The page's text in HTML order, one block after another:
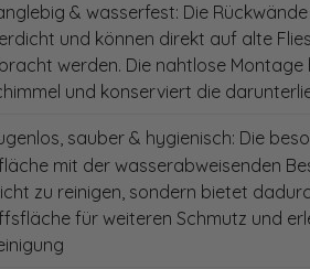
& wasserfest: Die
und können direkt auf alte
werden. Die nahtlose Montage
und konserviert die
sauber & hygienisch: Die
mit der wasserabweisenden
zu reinigen, sondern bietet
für weiteren Schmutz und